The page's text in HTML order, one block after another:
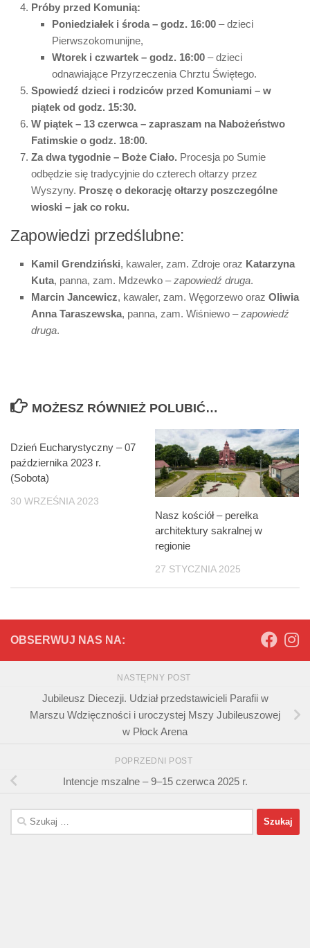
Próby przed Komunią:
Poniedziałek i środa – godz. 16:00 – dzieci
Pierwszokomunijne,
Wtorek i czwartek – godz. 16:00 – dzieci
odnawiające Przyrzeczenia Chrztu Świętego.
Spowiedź dzieci i rodziców przed Komuniami – w
piątek od godz. 15:30.
W piątek – 13 czerwca – zapraszam na Nabożeństwo
Fatimskie o godz. 18:00.
Za dwa tygodnie – Boże Ciało. Procesja po Sumie
odbędzie się tradycyjnie do czterech ołtarzy przez
Wyszyny. Proszę o dekorację ołtarzy poszczególne
wioski – jak co roku.
Zapowiedzi przedślubne:
Kamil Grendziński, kawaler, zam. Zdroje oraz Katarzyna
Kuta, panna, zam. Mdzewko –zapowiedź druga.
Marcin Jancewicz, kawaler, zam. Węgorzewo oraz Oliwia
Anna Taraszewska, panna, zam. Wiśniewo –zapowiedź
druga.
MOŻESZ RÓWNIEŻ POLUBIĆ…
Dzień Eucharystyczny – 07
października 2023 r.
(Sobota)
30 WRZEŚNIA 2023
Nasz kościół – perełka
architektury sakralnej w
regionie
27 STYCZNIA 2025
OBSERWUJ NAS NA:
NASTĘPNY POST
Jubileusz Diecezji. Udział przedstawicieli Parafii w
Marszu Wdzięczności i uroczystej Mszy Jubileuszowej
w Płock Arena
POPRZEDNI POST
Intencje mszalne – 9–15 czerwca 2025 r.
Szukaj: